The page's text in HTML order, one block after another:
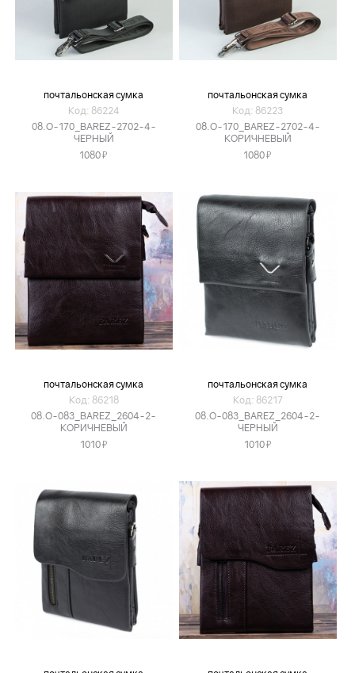
почтальонская сумка
Код: 86224
08.O-170_BAREZ-2702-4-
ЧЕРНЫЙ
1080Я
почтальонская сумка
Код: 86223
08.O-170_BAREZ-2702-4-
КОРИЧНЕВЫЙ
1080Я
почтальонская сумка
Код: 86218
08.O-083_BAREZ_2604-2-
КОРИЧНЕВЫЙ
1010Я
почтальонская сумка
Код: 86217
08.O-083_BAREZ_2604-2-
ЧЕРНЫЙ
1010Я